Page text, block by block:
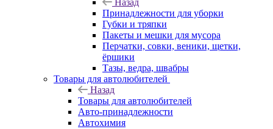
Назад
Принадлежности для уборки
Губки и тряпки
Пакеты и мешки для мусора
Перчатки, совки, веники, щетки,
ёршики
Тазы, ведра, швабры
Товары для автолюбителей
Назад
Товары для автолюбителей
Авто-принадлежности
Автохимия